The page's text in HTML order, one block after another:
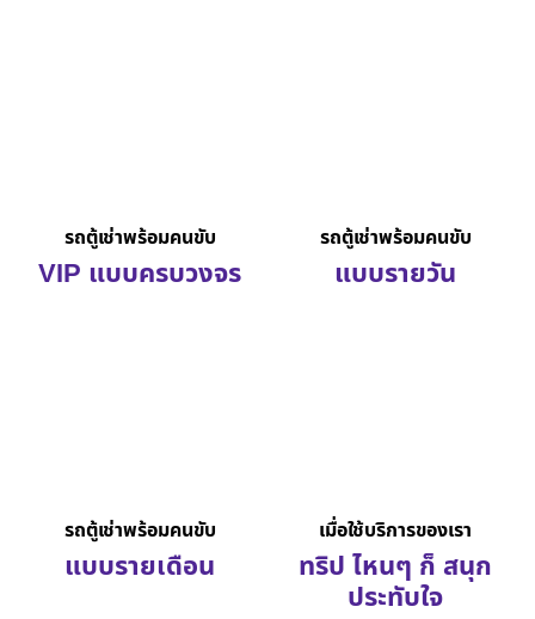
รถตู้เช่าพร้อมคนขับ
VIP แบบครบวงจร
รถตู้เช่าพร้อมคนขับ
แบบรายวัน
รถตู้เช่าพร้อมคนขับ
แบบรายเดือน
เมื่อใช้บริการของเรา
ทริป ไหนๆ ก็ สนุก
ประทับใจ